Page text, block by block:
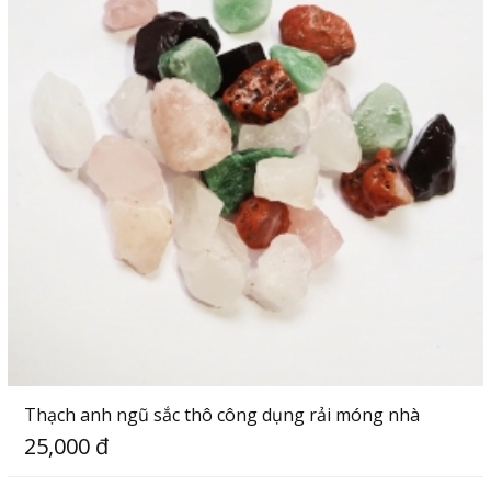
Thạch anh ngũ sắc thô công dụng rải móng nhà
25,000 đ